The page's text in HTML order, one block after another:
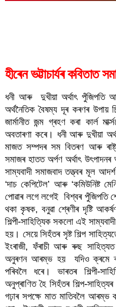
হীৰেন ভট্টাচাৰ্যৰ কবিতাত
ধনী আৰু  দুখীয়া অৰ্থাৎ পুঁজিপতি
অৰ্থনৈতিক বৈষম্য দূৰ কৰণৰ উপায়
জাৰ্মানীত জন্ম গ্ৰহণ কৰা কাৰ্ল
অবতাৰণা কৰে। ধনী আৰু দুখীয়া
মাজত সম্পদৰ সম বিতৰণ আৰু
সমাজৰ হাতত অৰ্পণ অৰ্থাৎ
সাম্যবাদী সমাজবাদ তত্ত্বৰ মূল
‘দাচ কেপিটেল’ আৰু ‘কমিউনিষ্ট
পোৱাৰ লগে লগেই  বিশ্বৰ পুঁজিপতি
থকা কৃষক, বনুৱা শ্ৰেণীৰ দৃষ্টি
শিল্পী-সাহিত্যিক সকলো এই
হয়। সেয়ে সিহঁতৰ সৃষ্ট শিল্প
ইংৰাজী, ফঁৰাচী আৰু ৰুছ সাহিত্যত
অনুৰণন আৰম্ভ হয়  যদিও ক্ৰমে
পৰিবলৈ ধৰে। ভাৰতৰ শিল্পী-
অনুপ্ৰাণিত হৈ সিহঁতৰ শিল্প-
গঢ়াৰ সপক্ষে মাত মাতিবলৈ আৰম্ভ